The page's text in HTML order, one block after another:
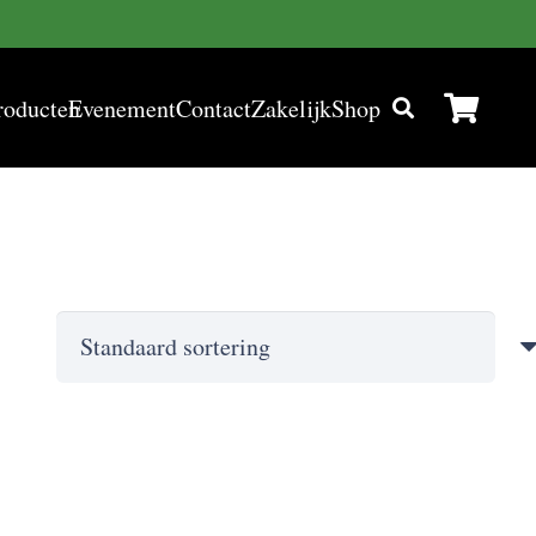
EvenementContactZakelijkShop